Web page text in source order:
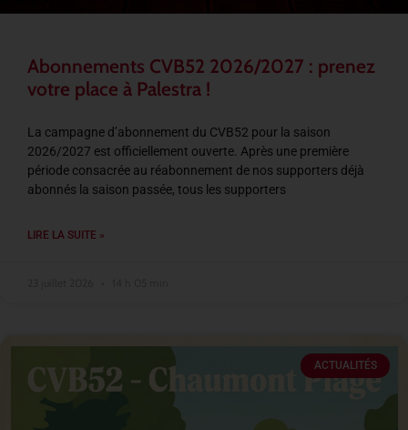
Abonnements CVB52 2026/2027 : prenez
votre place à Palestra !
La campagne d’abonnement du CVB52 pour la saison
2026/2027 est officiellement ouverte. Après une première
période consacrée au réabonnement de nos supporters déjà
abonnés la saison passée, tous les supporters
LIRE LA SUITE »
ACTUALITÉS